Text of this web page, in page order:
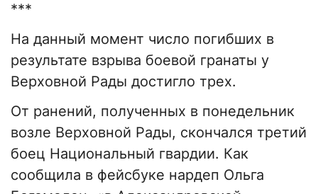
***
На данный момент число погибших в
результате взрыва боевой гранаты у
Верховной Рады достигло трех.
От ранений, полученных в понедельник
возле Верховной Рады, скончался третий
боец Национальный гвардии. Как
сообщила в фейсбуке нардеп Ольга